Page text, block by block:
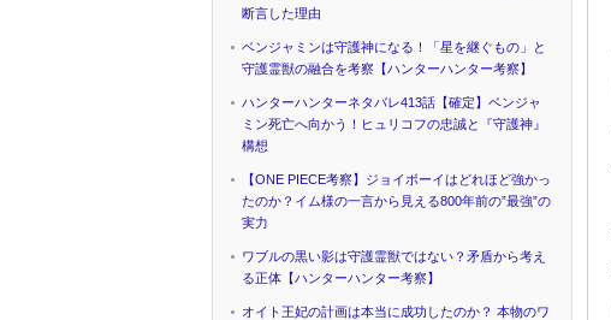
断言した理由
ベンジャミンは守護神になる！「星を継ぐもの」と
守護霊獣の融合を考察【ハンターハンター考察】
ハンターハンターネタバレ413話【確定】ベンジャ
ミン死亡へ向かう！ヒュリコフの忠誠と『守護神』
構想
【ONE PIECE考察】ジョイボーイはどれほど強かっ
たのか？イム様の一言から見える800年前の”最強”の
実力
ワブルの黒い影は守護霊獣ではない？矛盾から考え
る正体【ハンターハンター考察】
オイト王妃の計画は本当に成功したのか？ 本物のワ